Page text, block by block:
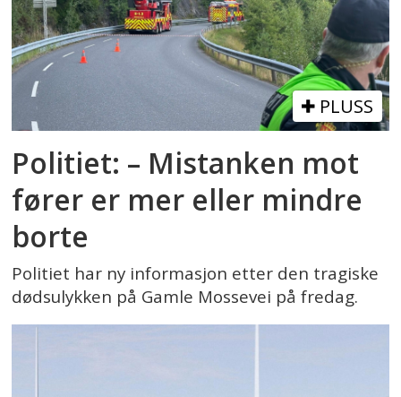
PLUSS
Politiet: – Mistanken mot
fører er mer eller mindre
borte
Politiet har ny informasjon etter den tragiske
dødsulykken på Gamle Mossevei på fredag.